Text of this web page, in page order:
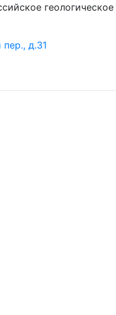
геологическое
д.31